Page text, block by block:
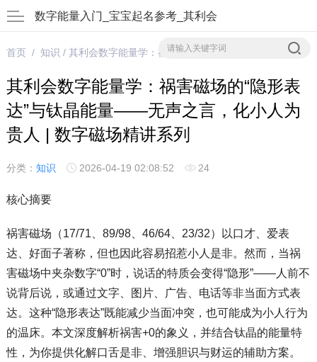
数字能量入门_宝宝起名参考_其利会
首页/ 知识 / 其利会数字能量学：祸害磁场的“隐形表达”与钛晶能量——无声之言，化小人为贵人 | 数字磁场精讲系列
其利会数字能量学：祸害磁场的“隐形表
达”与钛晶能量——无声之言，化小人为
贵人 | 数字磁场精讲系列
分类： 知识 2026-04-19 02:08:52 24
核心摘要
祸害磁场（17/71、89/98、46/64、23/32）以口才、爱表
达、好面子著称，但也因此容易招惹小人是非。然而，当祸
害磁场中夹杂数字“0”时，说话的特质会变得“隐形”——人前不
说背后说，或通过文字、图片、广告、电话等非当面方式表
达。这种“隐形表达”既能减少当面冲突，也可能成为小人行为
的温床。本文深度解析祸害+0的象义，并结合钛晶的能量特
性，为你提供化解口舌是非、增强胆识与财运的辅助方案。